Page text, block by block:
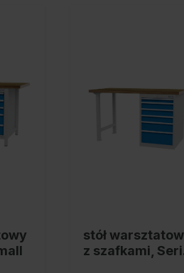
stół
z szafkami,